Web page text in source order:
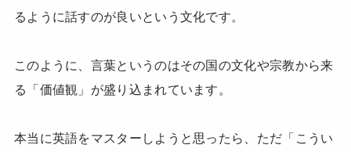
るように話すのが良いという文化です。
このように、言葉というのはその国の文化や宗教から来
る「価値観」が盛り込まれています。
本当に英語をマスターしようと思ったら、ただ「こうい